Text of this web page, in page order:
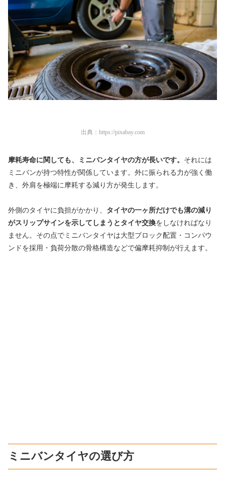
出典： https://pixabay.com
摩耗寿命に関しても、ミニバンタイヤの方が長いです。 それには
ミニバンが持つ特性が関係しています。外に振られる力が強く働
き、外肩を極端に摩耗する減り方が発生します。
外側のタイヤに負担がかかり、 タイヤの一ヶ所だけでも溝の減り
がスリップサインを示してしまうとタイヤ交換をしなければなり
ません。その点でミニバンタイヤは大型ブロック配置・コンパウ
ンドを採用・負荷分散の骨格構造などで偏摩耗抑制が行えます。
ミニバンタイヤの選び方